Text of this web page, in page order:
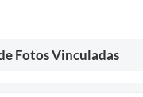
Fotos Vinculadas